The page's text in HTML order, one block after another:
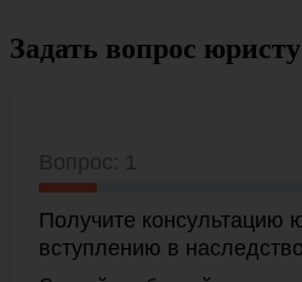
Задать вопрос юристу